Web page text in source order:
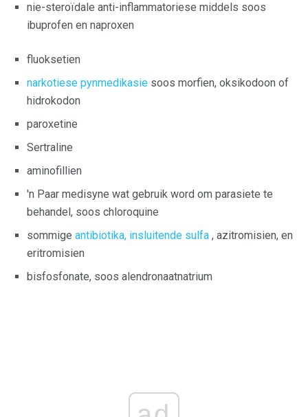
nie-steroïdale anti-inflammatoriese middels soos
ibuprofen en naproxen
fluoksetien
narkotiese pynmedikasie soos morfien, oksikodoon of
hidrokodon
paroxetine
Sertraline
aminofillien
'n Paar medisyne wat gebruik word om parasiete te
behandel, soos chloroquine
sommige antibiotika, insluitende sulfa , azitromisien, en
eritromisien
bisfosfonate, soos alendronaatnatrium